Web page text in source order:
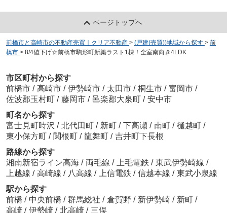
ページトップへ
前橋市と高崎市の不動産売買｜クリア不動産 > (戸建(売買))地域から探す > 前
橋市 > 8/4値下げ☆前橋市駒形町新築ラスト1棟！全室南向き4LDK
市区町村から探す
前橋市 / 高崎市 / 伊勢崎市 / 太田市 / 桐生市 / 富岡市 /
佐波郡玉村町 / 藤岡市 / 邑楽郡大泉町 / 安中市
町名から探す
富士見町時沢 / 北代田町 / 新町 / 下高瀬 / 南町 / 樋越町 /
東小保方町 / 関根町 / 龍舞町 / 吉井町下長根
路線から探す
湘南新宿ライン高海 / 両毛線 / 上毛電鉄 / 東武伊勢崎線 /
上越線 / 高崎線 / 八高線 / 上信電鉄 / 信越本線 / 東武小泉線
駅から探す
前橋 / 中央前橋 / 群馬総社 / 倉賀野 / 新伊勢崎 / 新町 /
高崎 / 伊勢崎 / 北高崎 / 三俣